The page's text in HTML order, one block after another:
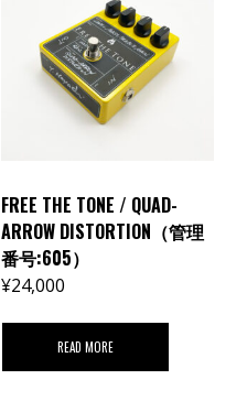
FREE THE TONE / QUAD-
ARROW DISTORTION（管理
番号:605）
¥24,000
READ MORE